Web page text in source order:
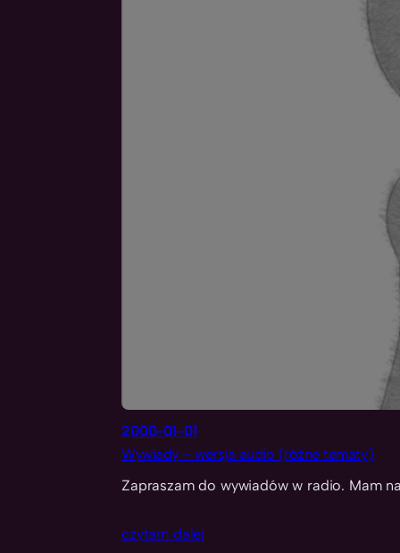
2000-01-01
Wywiady – wersja audio (różne tematy)
Zapraszam do wywiadów w radio. Mam
czytam dalej